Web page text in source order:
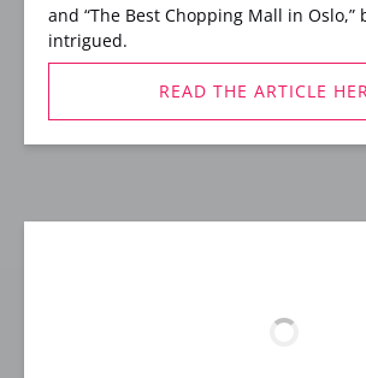
and “The Best Chopping Mall in Oslo,”
intrigued.
READ THE ARTICLE